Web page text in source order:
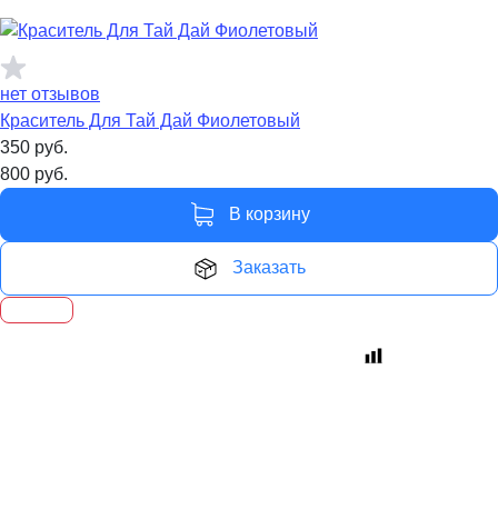
нет отзывов
Краситель Для Тай Дай Фиолетовый
350 руб.
800 руб.
В корзину
Заказать